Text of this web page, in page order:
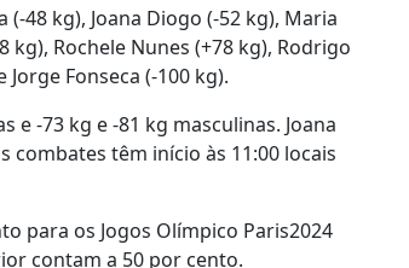
48 kg), Joana Diogo (-52 kg), Maria
kg), Rochele Nunes (+78 kg), Rodrigo
Fonseca (-100 kg).
-73 kg e -81 kg masculinas. Joana
combates têm início às 11:00 locais
para os Jogos Olímpico Paris2024
contam a 50 por cento.